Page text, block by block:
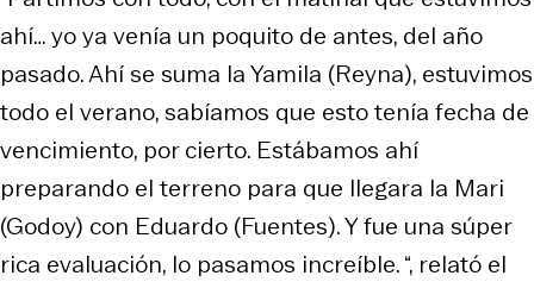
ahí… yo ya venía un poquito de antes, del año
pasado. Ahí se suma la Yamila (Reyna), estuvimos
todo el verano, sabíamos que esto tenía fecha de
vencimiento, por cierto. Estábamos ahí
preparando el terreno para que llegara la Mari
(Godoy) con Eduardo (Fuentes). Y fue una súper
rica evaluación, lo pasamos increíble. “, relató el